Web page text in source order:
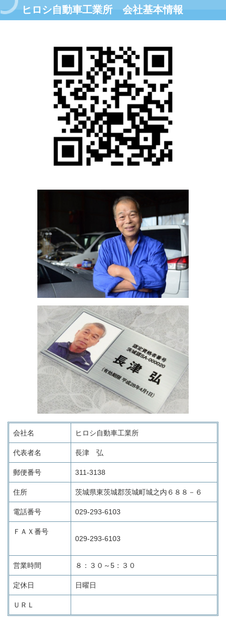
ヒロシ自動車工業所 会社基本情報
会社名 ヒロシ自動車工業所
代表者名 長津 弘
郵便番号 311-3138
住所 茨城県東茨城郡茨城町城之内６８８－６
電話番号 029-293-6103
ＦＡＸ番号
029-293-6103
営業時間 ８：３０～5：３０
定休日 日曜日
ＵＲＬ